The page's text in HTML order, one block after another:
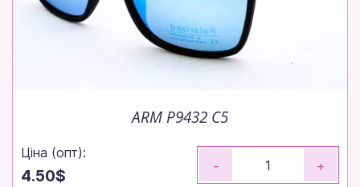
ARM P9432 C5
Ціна (опт):
4.50$
- +